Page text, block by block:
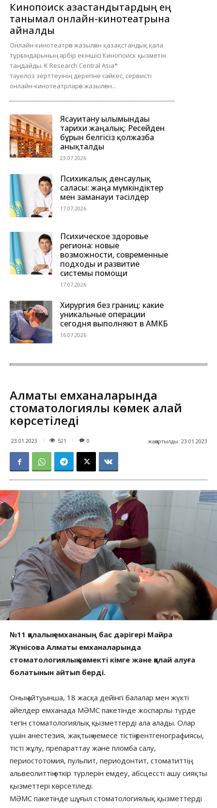
Кинопоиск қазақстандықтардың ең
танымал онлайн-кинотеатрына
айналды
Онлайн-кинотеатрға жазылған қазақстандық қала
тұрғындарының әрбір екіншісі Кинопоиск қызметін
таңдайды. K Research Central Asia*
тәуелсіз зерттеуінің дерегіне сәйкес, сервисті
онлайн-кинотеатрларға жазылған...
Ясауитану ғылымындағы
тарихи жаңалық: Ресейден
бұрын белгісіз қолжазба
анықталды
23.07.2026
Психикалық денсаулық
саласы: жаңа мүмкіндіктер
мен заманауи тәсілдер
17.07.2026
Психическое здоровье
региона: новые
возможности, современные
подходы и развитие
системы помощи
17.07.2026
Хирургия без границ: какие
уникальные операции
сегодня выполняют в АМКБ
16.07.2026